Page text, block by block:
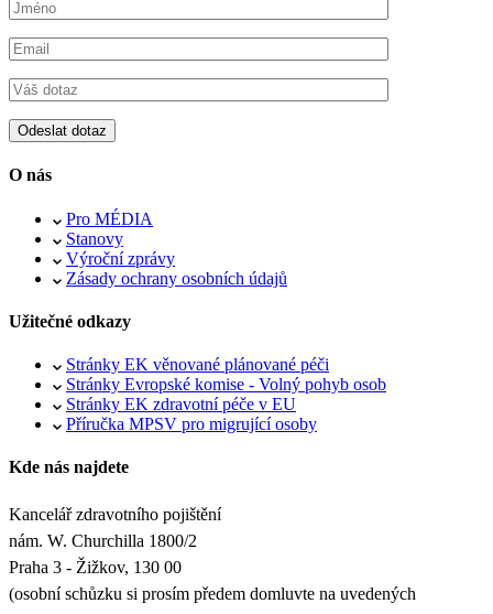
O nás
Pro MÉDIA
Stanovy
Výroční zprávy
Zásady ochrany osobních údajů
Užitečné odkazy
Stránky EK věnované plánované péči
Stránky Evropské komise - Volný pohyb osob
Stránky EK zdravotní péče v EU
Příručka MPSV pro migrující osoby
Kde nás najdete
Kancelář zdravotního pojištění
nám. W. Churchilla 1800/2
Praha 3 - Žižkov, 130 00
(osobní schůzku si prosím předem domluvte na uvedených